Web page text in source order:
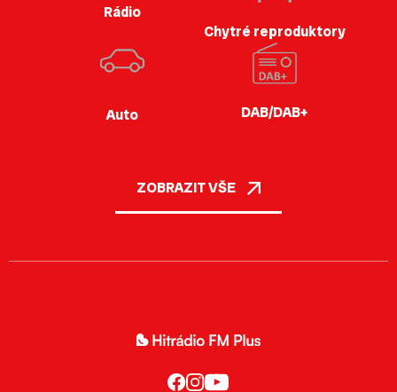
Rádio
Chytré reproduktory
Auto DAB/DAB+
ZOBRAZIT VŠE